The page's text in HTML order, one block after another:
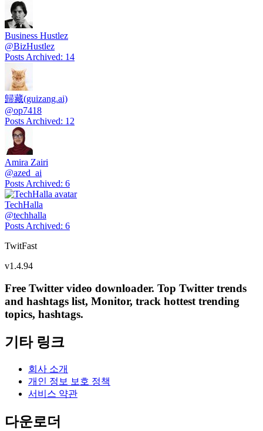
Business Hustlez
@BizHustlez
Posts Archived: 14
歸藏(guizang.ai)
@op7418
Posts Archived: 12
Amira Zairi
@azed_ai
Posts Archived: 6
TechHalla
@techhalla
Posts Archived: 6
TwitFast
v1.4.94
Free Twitter video downloader. Top Twitter trends
and hashtags list, Monitor, track hottest trending
topics, hashtags.
기타 링크
회사 소개
개인 정보 보호 정책
서비스 약관
다운로더